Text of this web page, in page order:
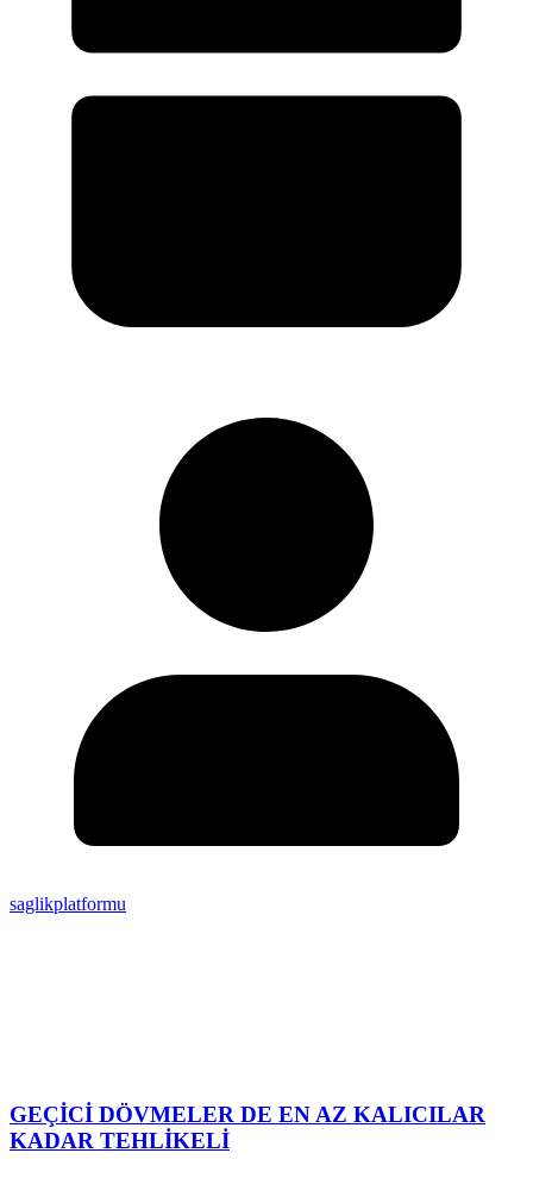
saglikplatformu
GEÇİCİ DÖVMELER DE EN AZ KALICILAR
KADAR TEHLİKELİ